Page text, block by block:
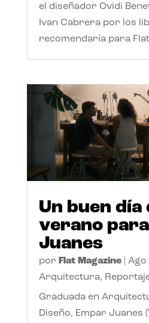
el diseñador Ovidi
Ivan Cabrera por los
recomendaría para
Un buen día
verano
Juanes
por Flat Magazine| Ago
Arquitectura,
Graduada en
Diseño, Empar Juanes